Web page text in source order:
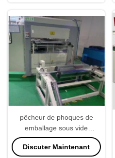
pêcheur de phoques de
emballage sous vide
industriel 35secs/Pc de la
machine 21kw réglable
Discuter Maintenant